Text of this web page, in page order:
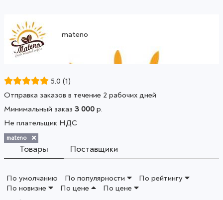
mateno
5.0 (1)
Отправка заказов в течение 2 рабочих дней
Минимальный заказ 3 000 р.
Не плательщик НДС
mateno
Товары Поставщики
По умолчанию По популярности
По рейтингу
По новизне
По цене
По цене